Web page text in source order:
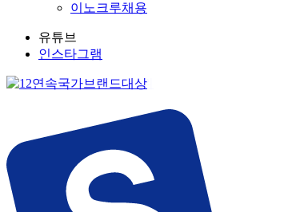
이노크루채용
유튜브
인스타그램